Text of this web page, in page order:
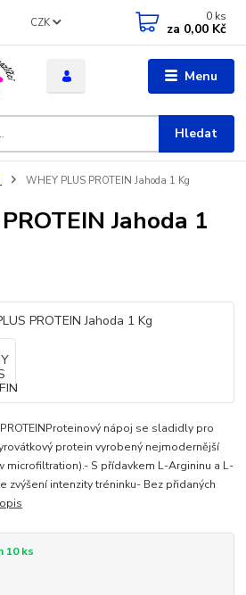
Menu
CZK
Hledat
0 ks
za 0,00 Kč
WHEY PLUS PROTEIN Jahoda 1 Kg
Jahoda 1
nápoj se sladidly pro
protein vyrobený nejmodernější
S přídavkem L-Argininu a L-
zvýšení intenzity tréninku- Bez přidaných
10 ks